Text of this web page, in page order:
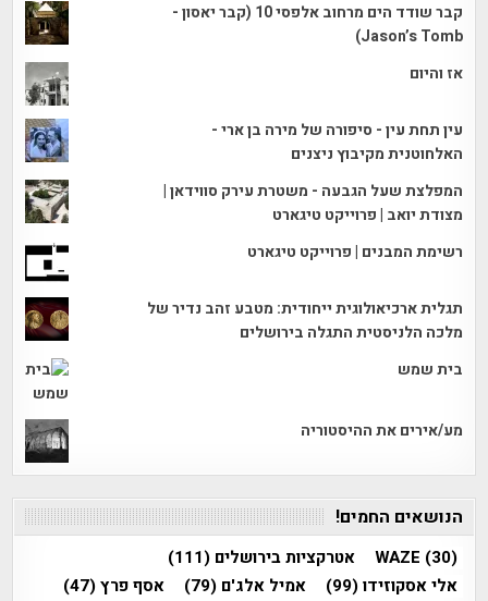
קבר שודד הים מרחוב אלפסי 10 (קבר יאסון -
Jason’s Tomb)
אז והיום
עין תחת עין - סיפורה של מירה בן ארי -
האלחוטנית מקיבוץ ניצנים
המפלצת שעל הגבעה - משטרת עירק סווידאן |
מצודת יואב | פרוייקט טיגארט
רשימת המבנים | פרוייקט טיגארט
תגלית ארכיאולוגית ייחודית: מטבע זהב נדיר של
מלכה הלניסטית התגלה בירושלים
בית שמש
מע/אירים את ההיסטוריה
הנושאים החמים!
WAZE (30) אטרקציות בירושלים (111)
אלי אסקוזידו(99) אמיל אלג'ם (79) אסף פרץ(47)